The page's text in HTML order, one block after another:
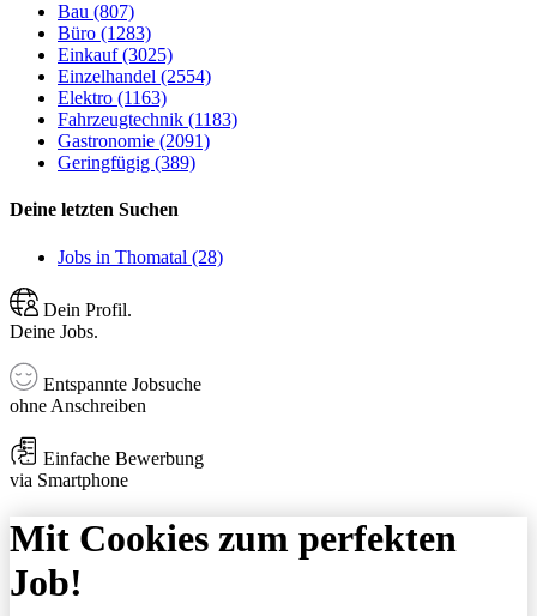
Bau (807)
Büro (1283)
Einkauf (3025)
Einzelhandel (2554)
Elektro (1163)
Fahrzeugtechnik (1183)
Gastronomie (2091)
Geringfügig (389)
Deine letzten Suchen
Jobs in Thomatal (28)
Dein Profil.
Deine Jobs.
Entspannte Jobsuche
ohne Anschreiben
Einfache Bewerbung
via Smartphone
Mit Cookies zum perfekten
Job!